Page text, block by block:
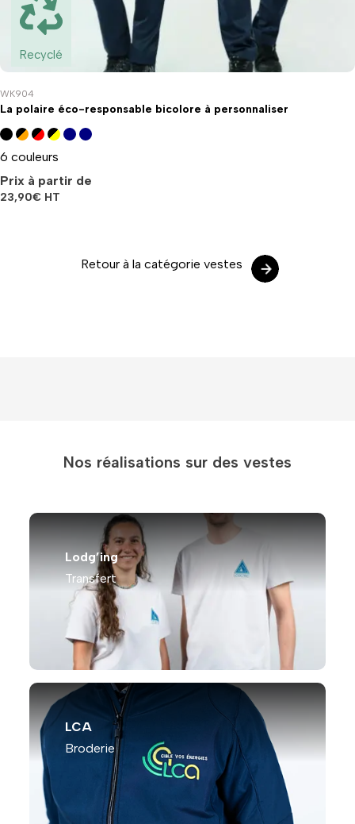
Recyclé
WK904
La polaire éco-responsable bicolore à personnaliser
6 couleurs
Prix à partir de
23,90€ HT
Retour à la catégorie vestes
Nos réalisations sur des vestes
Lodg’ing
Transfert
LCA
Broderie